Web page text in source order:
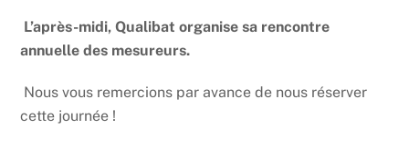
L’après-midi, Qualibat organise sa rencontre
annuelle des mesureurs.
Nous vous remercions par avance de nous réserver
cette journée !